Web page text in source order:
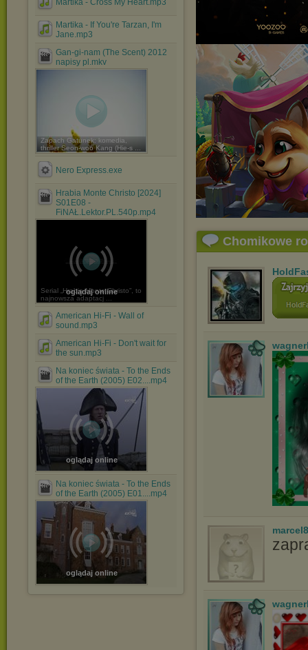
Martika - Cross My Heart.mp3
Martika - If You're Tarzan, I'm
Jane.mp3
Gan-gi-nam (The Scent) 2012
napisy pl.mkv
Zapach Gatunek: komedia,
thriller Seon-woo Kang (Hie-s ...
Nero Express.exe
Hrabia Monte Christo [2024]
S01E08 -
FiNAŁ.Lektor.PL.540p.mp4
oglądaj online
Serial „Hrabia Monte Christo”, to
najnowsza adaptacj ...
American Hi-Fi - Wall of
sound.mp3
American Hi-Fi - Don't wait for
the sun.mp3
Na koniec świata - To the Ends
of the Earth (2005) E02....mp4
oglądaj online
Na koniec świata - To the Ends
of the Earth (2005) E01....mp4
oglądaj online
Chomikowe